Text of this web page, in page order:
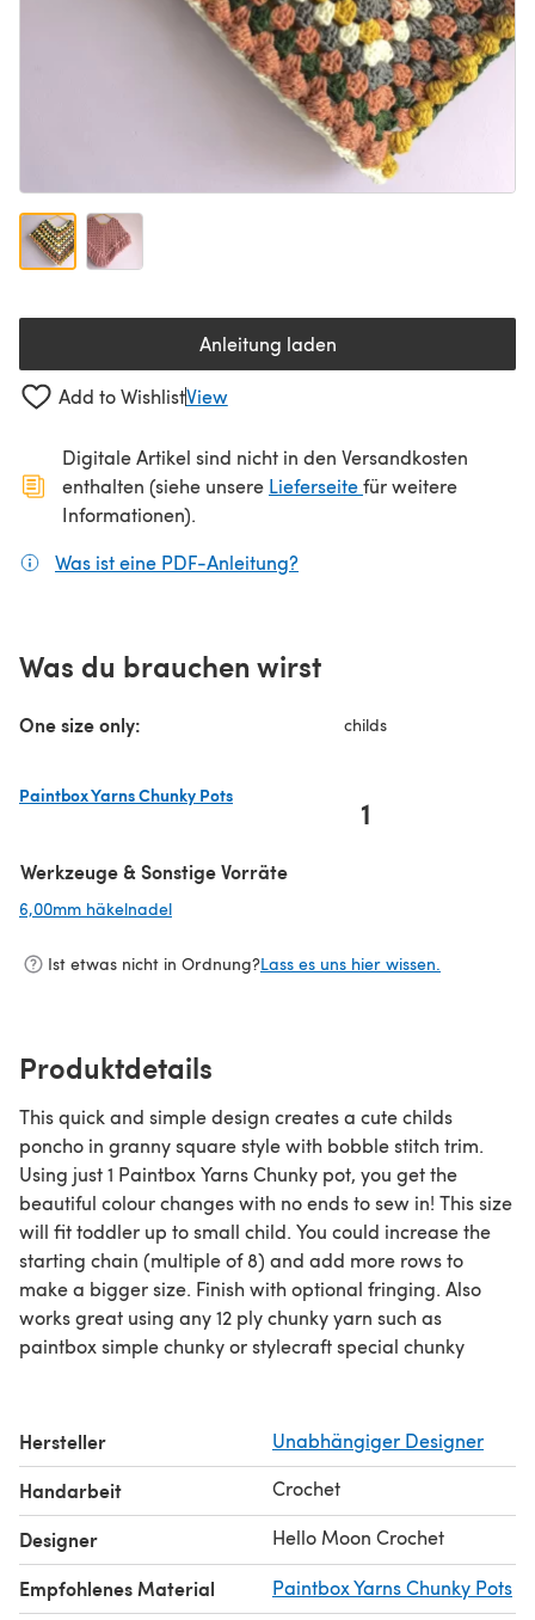
Anleitung laden(öffnet sich in einem neuen
Add to WishlistView
Digitale Artikel sind nicht in den Versandkosten
enthalten (siehe unsere Lieferseite(öffnet sich in
für weitere
Informationen).
Was ist eine PDF-Anleitung?
Was du brauchen wirst
One size only: childs
Paintbox Yarns Chunky Pots
1
Werkzeuge & Sonstige Vorräte
6,00mm häkelnadel
Ist etwas nicht in Ordnung?Lass es uns hier wissen.
Produktdetails
This quick and simple design creates a cute childs
poncho in granny square style with bobble stitch trim.
Using just 1 Paintbox Yarns Chunky pot, you get the
beautiful colour changes with no ends to sew in! This size
will fit toddler up to small child. You could increase the
starting chain (multiple of 8) and add more rows to
make a bigger size. Finish with optional fringing. Also
works great using any 12 ply chunky yarn such as
paintbox simple chunky or stylecraft special chunky
Hersteller Unabhängiger Designer
Handarbeit Crochet
Designer Hello Moon Crochet
Empfohlenes Material Paintbox Yarns Chunky Pots